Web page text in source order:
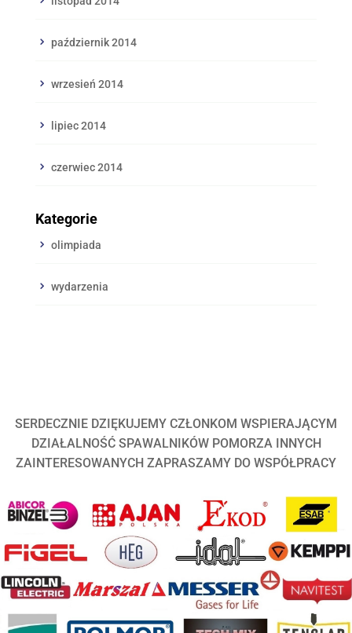
październik 2014
wrzesień 2014
lipiec 2014
czerwiec 2014
Kategorie
olimpiada
wydarzenia
SERDECZNIE DZIĘKUJEMY CZŁONKOM WSPIERAJĄCYM
DZIAŁALNOŚĆ SPAWALNIKÓW POMORZA INNYCH
ZAINTERESOWANYCH ZAPRASZAMY DO WSPÓŁPRACY